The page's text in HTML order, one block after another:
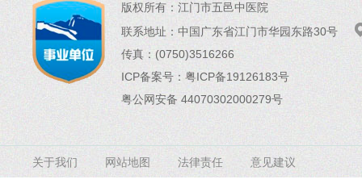
版权所有： 江门市五邑中医院
联系地址：中国广东省江门市华园东路30号
传真：(0750)3516266
ICP备案号： 粤ICP备19126183号
粤公网安备 44070302000279号
关于我们 网站地图 法律责任 意见建议